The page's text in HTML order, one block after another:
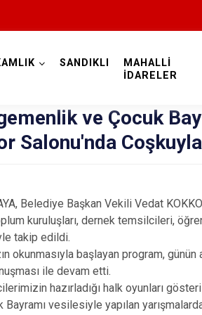
Afyonkarahisar
SANDIKLI
MAHALLİ
İDARELER
ve Çocuk
Salonu'nda
Belediye Başkan Vekili Vedat
kuruluşları, dernek temsilcileri,
takip edildi.
okunmasıyla başlayan program,
ile devam etti.
hazırladığı halk oyunları
vesilesiyle yapılan